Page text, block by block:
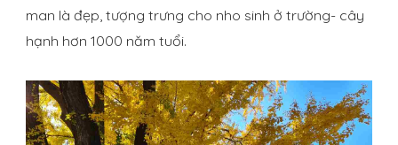
man là đẹp, tượng trưng cho nho sinh ở trường- cây
hạnh hơn 1000 năm tuổi.